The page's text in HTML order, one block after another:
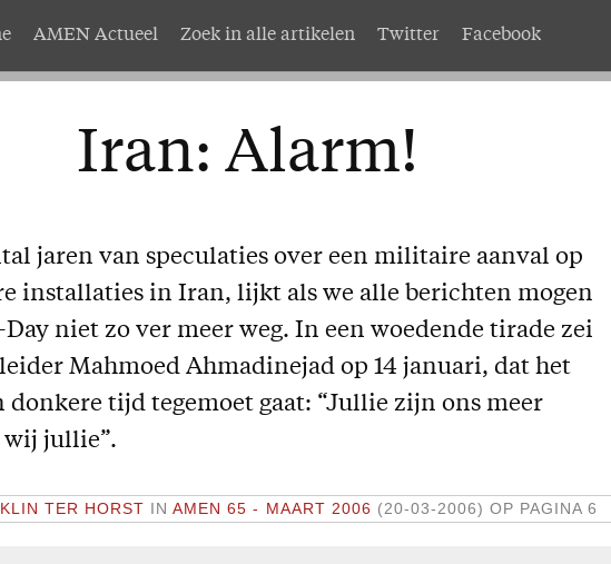
Over AMEN
Abonnementen
Proefnummer AMEN
AMEN
Service
Adreswijziging
Vragen en opmerkingen
AMEN Actueel Zoek in alle artikelen Twitter Facebook
Iran: Alarm!
jaren van speculaties over een militaire aanval op
installaties in Iran, lijkt als we alle berichten mogen
niet zo ver meer weg. In een woedende tirade zei
Mahmoed Ahmadinejad op 14 januari, dat het
donkere tijd tegemoet gaat: “Jullie zijn ons meer
wij jullie”.
TER HORST INAMEN 65 - MAART 2006 (20-03-2006) OP PAGINA 6